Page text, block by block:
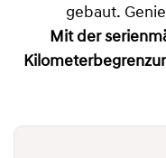
gebaut.
Mit der